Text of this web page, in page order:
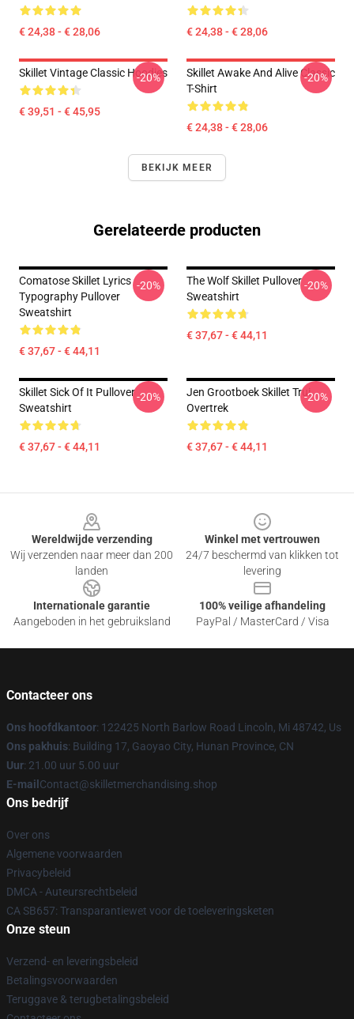
€ 24,38 - € 28,06 € 24,38 - € 28,06
Skillet Vintage Classic Hoodies
€ 39,51 - € 45,95
-20%
Skillet Awake And Alive Classic
T-Shirt
€ 24,38 - € 28,06
-20%
BEKIJK MEER
Gerelateerde producten
Comatose Skillet Lyrics
Typography Pullover
Sweatshirt
€ 37,67 - € 44,11
-20%
The Wolf Skillet Pullover
Sweatshirt
€ 37,67 - € 44,11
-20%
Skillet Sick Of It Pullover
Sweatshirt
€ 37,67 - € 44,11
-20%
Jen Grootboek Skillet Trui
Overtrek
€ 37,67 - € 44,11
-20%
Wereldwijde verzending
Wij verzenden naar meer dan 200
landen
Winkel met vertrouwen
24/7 beschermd van klikken tot
levering
Internationale garantie
Aangeboden in het gebruiksland
100% veilige afhandeling
PayPal / MasterCard / Visa
Contacteer ons
Ons hoofdkantoor: 122425 North Barlow Road Lincoln, Mi 48742, Us
Ons pakhuis: Building 17, Gaoyao City, Hunan Province, CN
Uur: 21.00 uur 5.00 uur
E-mail Contact@skilletmerchandising.shop
Ons bedrijf
Over ons
Algemene voorwaarden
Privacybeleid
DMCA - Auteursrechtbeleid
CA SB657: Transparantiewet voor de toeleveringsketen
Onze steun
Verzend- en leveringsbeleid
Betalingsvoorwaarden
Teruggave & terugbetalingsbeleid